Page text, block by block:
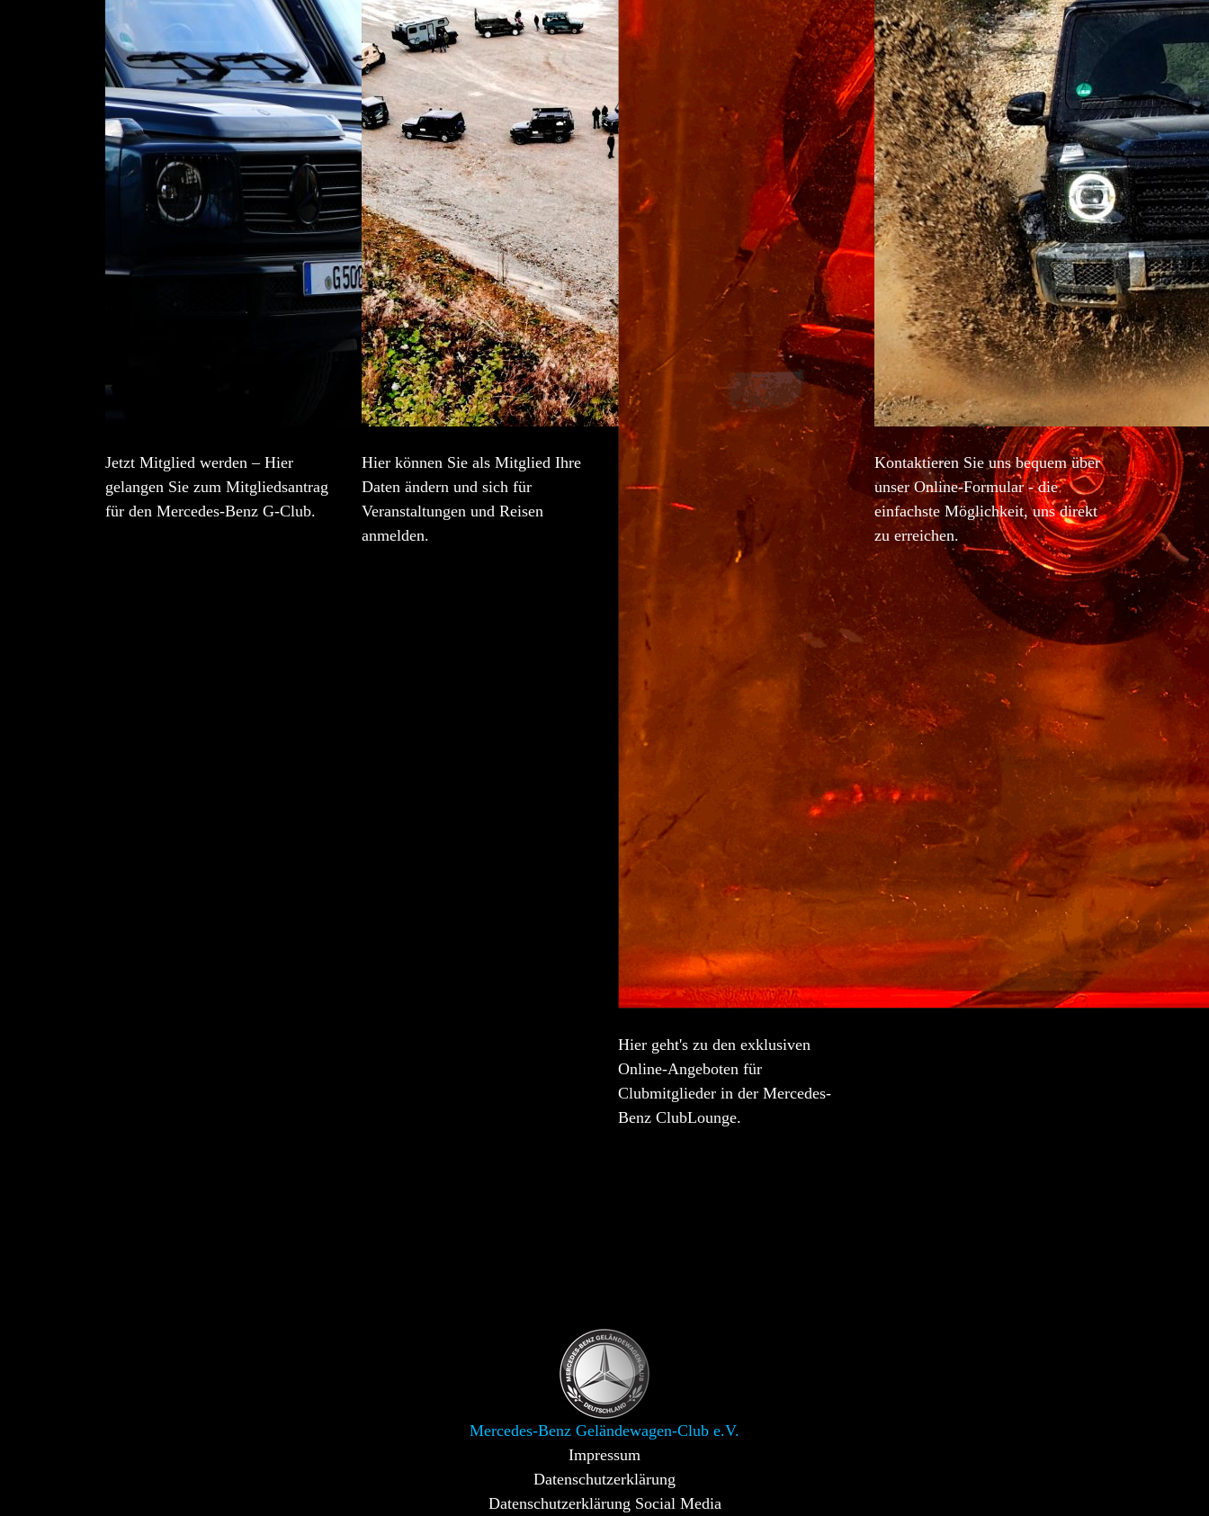
Jetzt Mitglied werden – Hier
gelangen Sie zum Mitgliedsantrag
für den Mercedes-Benz G-Club.
Hier können Sie als Mitglied Ihre
Daten ändern und sich für
Veranstaltungen und Reisen
anmelden.
Hier geht's zu den exklusiven
Online-Angeboten für
Clubmitglieder in der Mercedes-
Benz ClubLounge.
Kontaktieren Sie uns bequem über
unser Online-Formular - die
einfachste Möglichkeit, uns direkt
zu erreichen.
Mercedes-Benz Geländewagen-Club e.V.
Impressum
Datenschutzerklärung
Datenschutzerklärung Social Media